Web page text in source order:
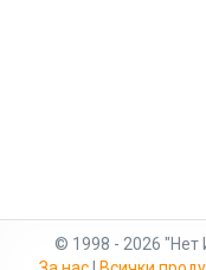
© 1998 - 2026 "Нет